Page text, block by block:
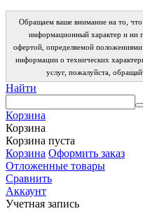
Обращаем ваше внимание на то,
информационный характер и ни
офертой, определяемой
информации о технических
услуг, пожалуйста,
Найти
Корзина
Корзина
Корзина пуста
Корзина Оформить заказ
Отложенные товары
Сравнить
Аккаунт
Учетная запись